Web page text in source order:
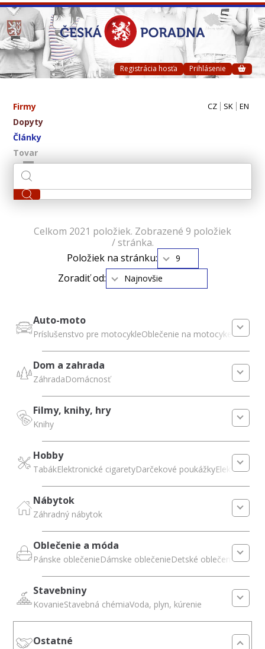
Registrácia hosťa Prihlásenie
Firmy
Dopyty
Články
Tovar
CZ SK EN
Celkom 2021 položiek. Zobrazené 9 položiek
/ stránka.
Položiek na stránku:
9
Zoradiť od: Najnovšie
Auto-moto
Príslušenstvo pre motocykleOblečenie na motocykel
Dom a zahrada
ZáhradaDomácnosť
Filmy, knihy, hry
Knihy
Hobby
TabákElektronické cigaretyDarčekové poukážkyElektronické
Nábytok
Záhradný nábytok
Oblečenie a móda
Pánske oblečenieDámske oblečenieDetské oblečenie
Stavebniny
KovanieStavebná chémiaVoda, plyn, kúrenie
Ostatné